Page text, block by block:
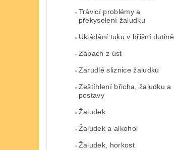
Trávicí problémy a
překyselení žaludku
Ukládání tuku v břišní dutině
Zápach z úst
Zarudlé sliznice žaludku
Zeštíhlení břicha, žaludku a
postavy
Žaludek
Žaludek a alkohol
Žaludek, horkost